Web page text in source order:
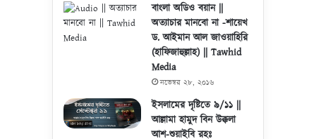
বাংলা অডিও বয়ান ||
অত্যাচার মানবো না -শায়েখ
ড. আইমান আল জাওয়াহিরি
(হাফিজাহুল্লাহ) || Tawhid
Media
নভেম্বর ২৮, ২০১৬
ইসলামের দৃষ্টিতে ৯/১১ ||
আল্লামা হামুদ বিন উক্কলা
আশ-শুয়াইবি রহঃ